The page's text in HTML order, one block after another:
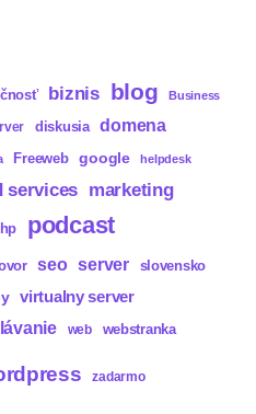
biznis blog Business
diskusia domena
Freeweb google helpdesk
services marketing
podcast
seo server slovensko
virtualny server
web webstranka
zadarmo